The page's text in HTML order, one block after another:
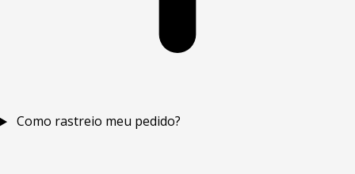
Como rastreio meu pedido?